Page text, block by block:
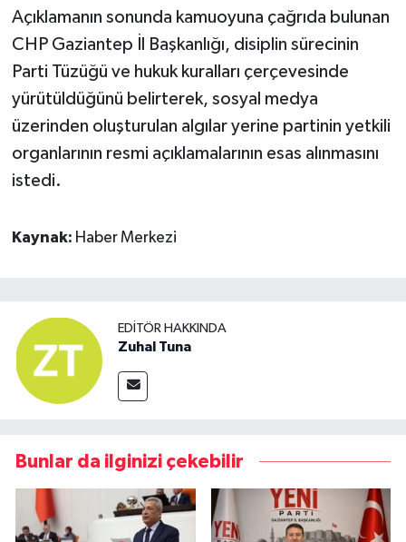
Açıklamanın sonunda kamuoyuna çağrıda bulunan
CHP Gaziantep İl Başkanlığı, disiplin sürecinin
Parti Tüzüğü ve hukuk kuralları çerçevesinde
yürütüldüğünü belirterek, sosyal medya
üzerinden oluşturulan algılar yerine partinin yetkili
organlarının resmi açıklamalarının esas alınmasını
istedi.
Kaynak: Haber Merkezi
EDITÖR HAKKINDA
Zuhal Tuna
Bunlar da ilginizi çekebilir